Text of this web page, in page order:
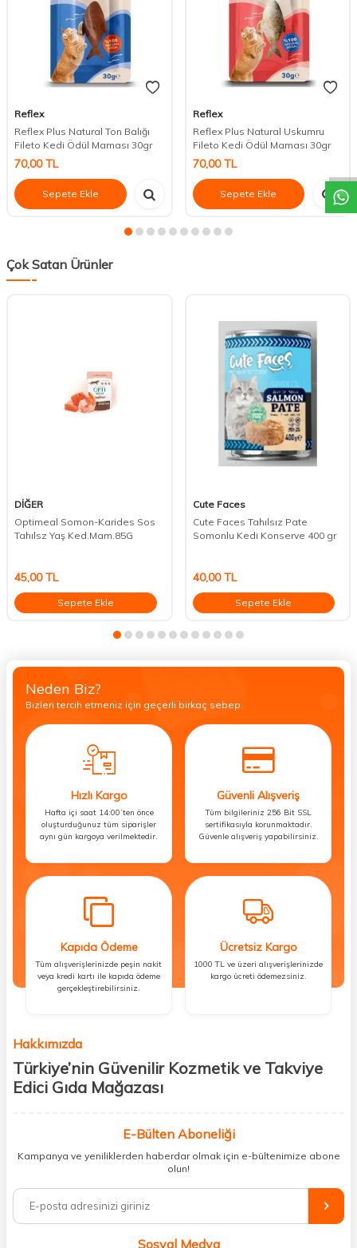
Reflex
Reflex Plus Natural Ton Balığı
Fileto Kedi Ödül Maması 30gr
70,00TL
Sepete Ekle
Reflex
Reflex Plus Natural Uskumru
Fileto Kedi Ödül Maması 30gr
70,00TL
Sepete Ekle
Çok Satan Ürünler
DİĞER
Optimeal Somon-Karides Sos
Tahılsz Yaş Ked.Mam.85G
45,00TL
Sepete Ekle
Cute Faces
Cute Faces Tahılsız Pate
Somonlu Kedi Konserve 400 gr
40,00TL
Sepete Ekle
Neden Biz?
Bizleri tercih etmeniz için geçerli birkaç sebep.
Hızlı Kargo
Hafta içi saat 14:00’ten önce
oluşturduğunuz tüm siparişler
aynı gün kargoya verilmektedir.
Güvenli Alışveriş
Tüm bilgileriniz 256 Bit SSL
sertifikasıyla korunmaktadır.
Güvenle alışveriş yapabilirsiniz.
Kapıda Ödeme
Tüm alışverişlerinizde peşin nakit
veya kredi kartı ile kapıda ödeme
gerçekleştirebilirsiniz.
Ücretsiz Kargo
1000 TL ve üzeri alışverişlerinizde
kargo ücreti ödemezsiniz.
Hakkımızda
Türkiye’nin Güvenilir Kozmetik ve Takviye
Edici Gıda Mağazası
kişisel bakım hem de takviye edici gıda ürünlerini sizlerle
buluşturuyoruz. Artık mağaza mağaza dolaşmanıza gerek yok;
ihtiyacınız olan her şeyi tek bir çatı altında topluyor ve kapınıza kadar
%100 orijinal kozmetik ve sağlık ürünleriyle güzelliğinizi tamamlayabilir,
vücudunuzu desteklemek için güvenilir takviye edici gıdalara
E-Bülten Aboneliği
Kampanya ve yeniliklerden haberdar olmak için e-bültenimize abone
olun!
Sosyal Medya